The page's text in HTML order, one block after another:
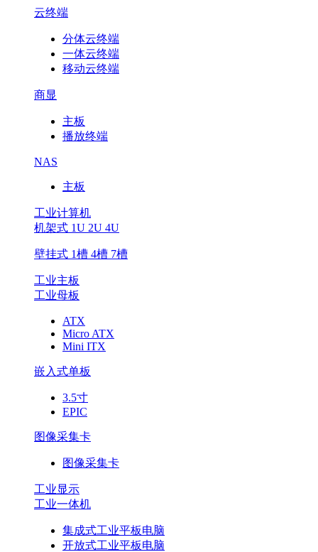
云终端
分体云终端
一体云终端
移动云终端
商显
主板
播放终端
NAS
主板
工业计算机
机架式 1U 2U 4U
壁挂式 1槽 4槽 7槽
工业主板
工业母板
ATX
Micro ATX
Mini ITX
嵌入式单板
3.5寸
EPIC
图像采集卡
图像采集卡
工业显示
工业一体机
集成式工业平板电脑
开放式工业平板电脑